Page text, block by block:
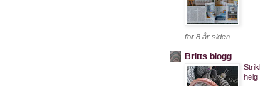
for 8 år siden
Britts blogg